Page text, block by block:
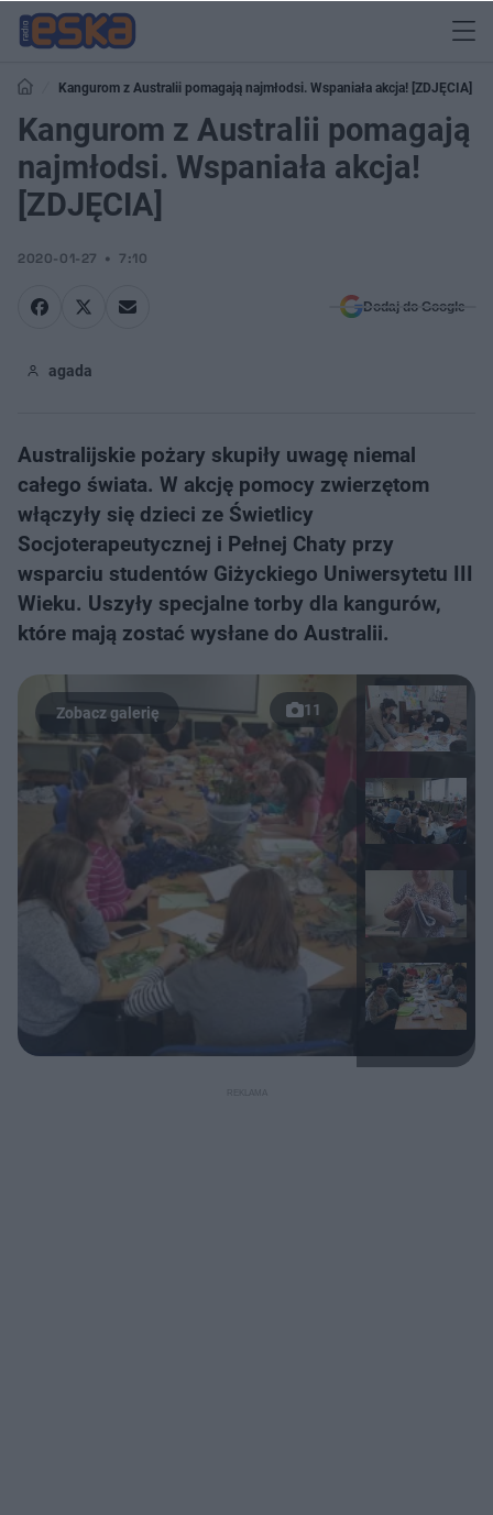
Kangurom z Australii pomagają najmłodsi. Wspaniała akcja! [ZDJĘCIA]
Kangurom z Australii pomagają
najmłodsi. Wspaniała akcja!
[ZDJĘCIA]
2020-01-27 7:10
Dodaj do Google
agada
Australijskie pożary skupiły uwagę niemal
całego świata. W akcję pomocy zwierzętom
włączyły się dzieci ze Świetlicy
Socjoterapeutycznej i Pełnej Chaty przy
wsparciu studentów Giżyckiego Uniwersytetu III
Wieku. Uszyły specjalne torby dla kangurów,
które mają zostać wysłane do Australii.
11